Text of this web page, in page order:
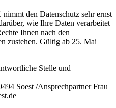
den Datenschutz sehr ernst
wie Ihre Daten verarbeitet
Ihnen nach den
zustehen. Gültig ab 25. Mai
Stelle und
Soest /Ansprechpartner Frau